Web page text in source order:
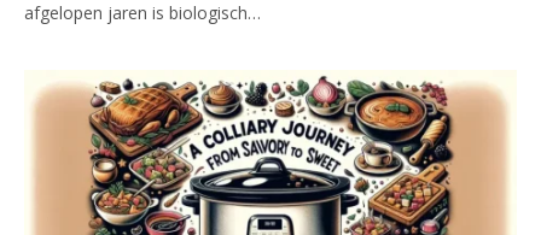
afgelopen jaren is biologisch…